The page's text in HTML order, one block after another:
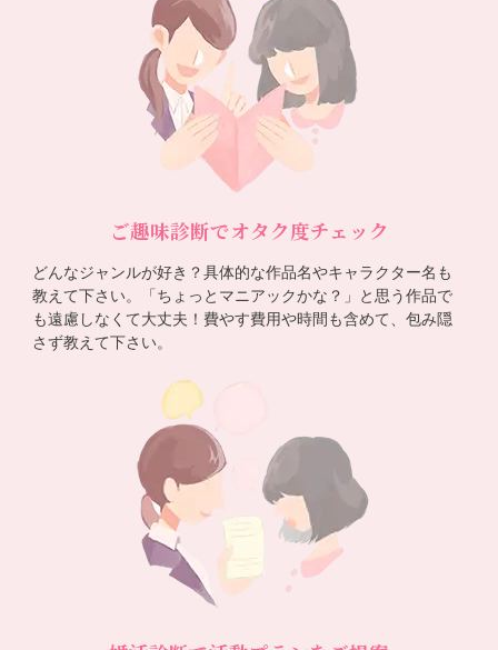
ご趣味診断でオタク度チェック
どんなジャンルが好き？具体的な作品名やキャラクター名も
教えて下さい。「ちょっとマニアックかな？」と思う作品で
も遠慮しなくて大丈夫！費やす費用や時間も含めて、包み隠
さず教えて下さい。